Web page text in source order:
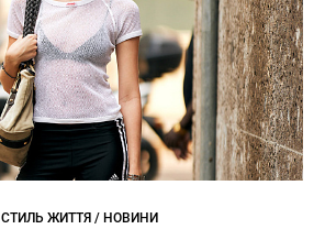
СТИЛЬ ЖИТТЯ / НОВИНИ